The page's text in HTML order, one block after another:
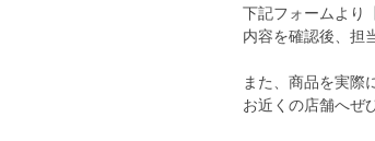
下記フォームより
内容を確認後、担
また、商品を実際
お近くの店舗へぜ